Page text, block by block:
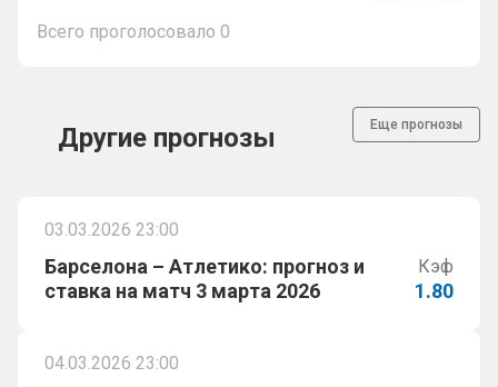
Всего проголосовало 0
Другие прогнозы Еще прогнозы
03.03.2026 23:00
Барселона – Атлетико: прогноз и
ставка на матч 3 марта 2026
Кэф
1.80
04.03.2026 23:00